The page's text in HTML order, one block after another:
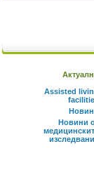
Assisted
Новини